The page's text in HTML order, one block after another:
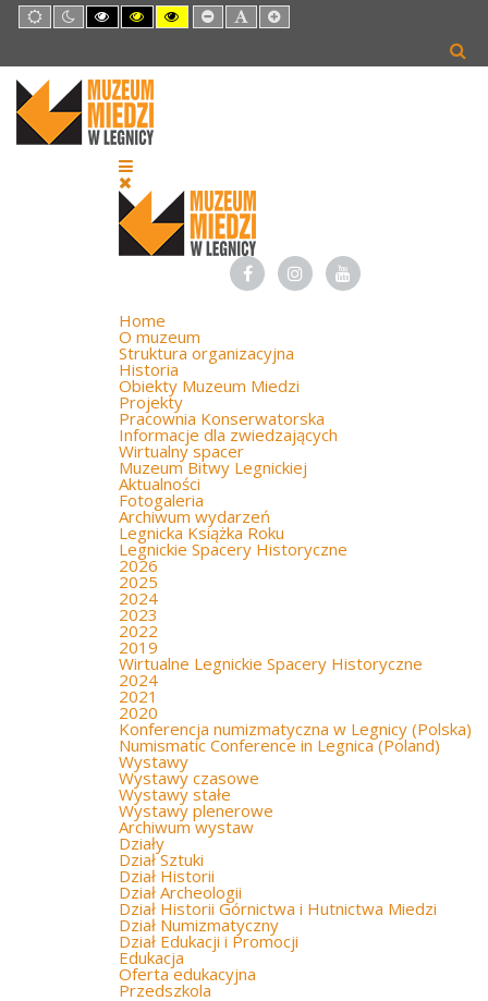
Default
mode
Night
mode
High
Contrast
mode
High
Contrast
mode
High
Contrast
mode
Set
Smaller
Set
Default
Set
Larger
Home
O muzeum
Struktura organizacyjna
Historia
Obiekty Muzeum Miedzi
Projekty
Pracownia Konserwatorska
Informacje dla zwiedzających
Wirtualny spacer
Muzeum Bitwy Legnickiej
Aktualności
Fotogaleria
Archiwum wydarzeń
Legnicka Książka Roku
Legnickie Spacery Historyczne
2026
2025
2024
2023
2022
2019
Wirtualne Legnickie Spacery Historyczne
2024
2021
2020
Konferencja numizmatyczna w Legnicy (Polska)
Numismatic Conference in Legnica (Poland)
Wystawy
Wystawy czasowe
Wystawy stałe
Wystawy plenerowe
Archiwum wystaw
Działy
Dział Sztuki
Dział Historii
Dział Archeologii
Dział Historii Górnictwa i Hutnictwa Miedzi
Dział Numizmatyczny
Dział Edukacji i Promocji
Edukacja
Oferta edukacyjna
Przedszkola